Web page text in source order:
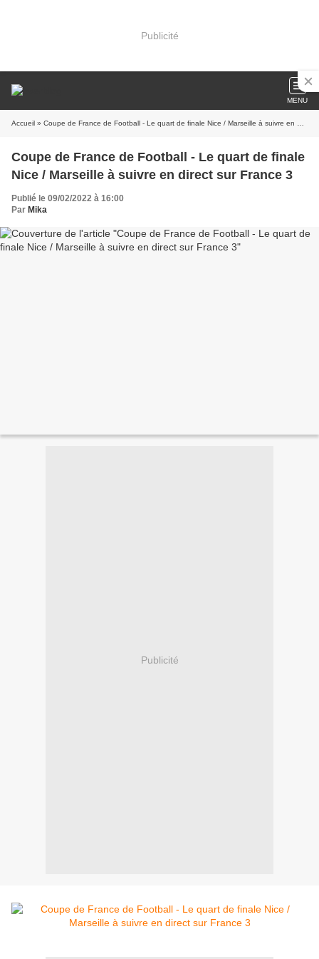
Publicité
MENU
Accueil » Coupe de France de Football - Le quart de finale Nice / Marseille à suivre en direct sur France 3
Coupe de France de Football - Le quart de finale
Nice / Marseille à suivre en direct sur France 3
Publié le 09/02/2022 à 16:00
Par Mika
Publicité